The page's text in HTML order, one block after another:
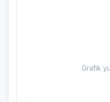
Grafik